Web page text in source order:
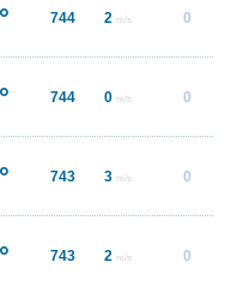
744 2 m/s 0
744 0 m/s 0
743 3 m/s 0
743 2 m/s 0